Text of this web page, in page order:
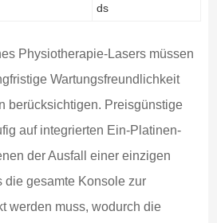
ds
Physiotherapie-Lasers müssen
Wartungsfreundlichkeit
berücksichtigen. Preisgünstige
auf integrierten Ein-Platinen-
der Ausfall einer einzigen
die gesamte Konsole zur
werden muss, wodurch die